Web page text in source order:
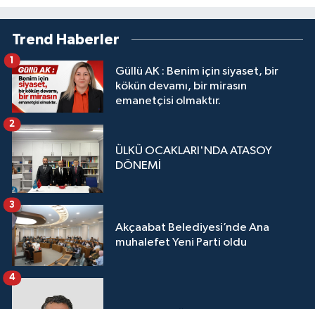
Trend Haberler
Güllü AK : Benim için siyaset, bir
kökün devamı, bir mirasın
emanetçisi olmaktır.
1
ÜLKÜ OCAKLARI'NDA ATASOY
DÖNEMİ
2
Akçaabat Belediyesi’nde Ana
muhalefet Yeni Parti oldu
3
4